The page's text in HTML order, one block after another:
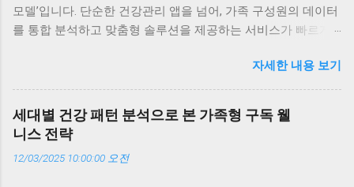
모델’입니다. 단순한 건강관리 앱을 넘어, 가족 구성원의 데이터
를 통합 분석하고 맞춤형 솔루션을 제공하는 서비스가 빠르게
주목하는지, 실제 의료 현장에서 어떤 변화를 만들어내고 있는
지, 그리고 가족 단위 구독이 개인 건강관리보다 더 효과적인 이
유를 구체적인 사례와 함께 살펴봅니다. 의료계가 주목하는 이
유, ‘지속성과 데이터’ 의학 전문가들이 가족형 헬스케어 구독 모
델에 주목하는 가장 큰 이유는 ‘지속성’과 ‘데이터의 정밀도’입니
다. 기존의 건강관리는 일회성 검진에 의존했지만, 구독형 모델
자세한 내용 보기
세대별 건강 패턴 분석으로 본 가족형 구독 웰
니스 전략
12/03/2025 10:00:00 오전